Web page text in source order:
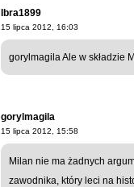
Ibra1899
15 lipca 2012, 16:03
gorylmagila Ale w składzie
gorylmagila
15 lipca 2012, 15:58
Milan nie ma żadnych
zawodnika, który leci na